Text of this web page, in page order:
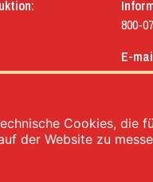
800-
E-
Cookies, die
der Website zu